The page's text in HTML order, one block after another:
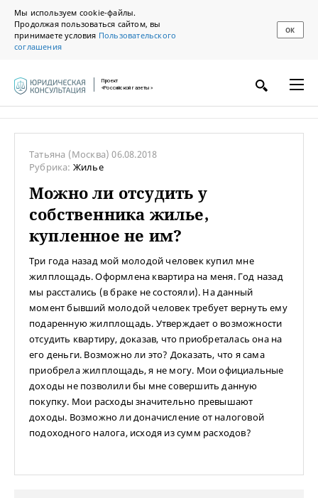
Мы используем cookie-файлы.
Продолжая пользоваться сайтом, вы
принимаете условия Пользовательского
соглашения
ОК
Проект
«Российской газеты»
Татьяна (Москва)06.08.2018
Рубрика: Жилье
Можно ли отсудить у
собственника жилье,
купленное не им?
Три года назад мой молодой человек купил мне
жилплощадь. Оформлена квартира на меня. Год назад
мы расстались (в браке не состояли). На данный
момент бывший молодой человек требует вернуть ему
подаренную жилплощадь. Утверждает о возможности
отсудить квартиру, доказав, что приобреталась она на
его деньги. Возможно ли это? Доказать, что я сама
приобрела жилплощадь, я не могу. Мои официальные
доходы не позволили бы мне совершить данную
покупку. Мои расходы значительно превышают
доходы. Возможно ли доначисление от налоговой
подоходного налога, исходя из сумм расходов?